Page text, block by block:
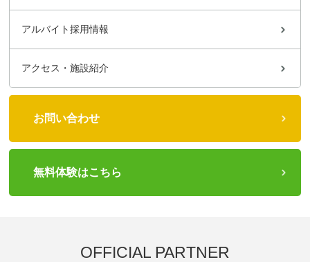
アルバイト採用情報
アクセス・施設紹介
お問い合わせ
無料体験はこちら
OFFICIAL PARTNER